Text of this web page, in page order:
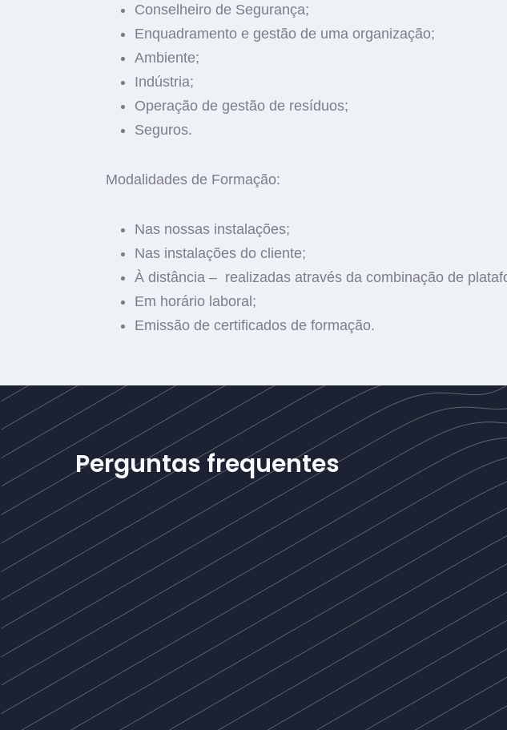
Conselheiro de Segurança;
Enquadramento e gestão de uma organização;
Ambiente;
Indústria;
Operação de gestão de resíduos;
Seguros.
Modalidades de Formação:
Nas nossas instalações;
Nas instalações do cliente;
À distância – realizadas através da combinação de
Em horário laboral;
Emissão de certificados de formação.
Perguntas frequentes